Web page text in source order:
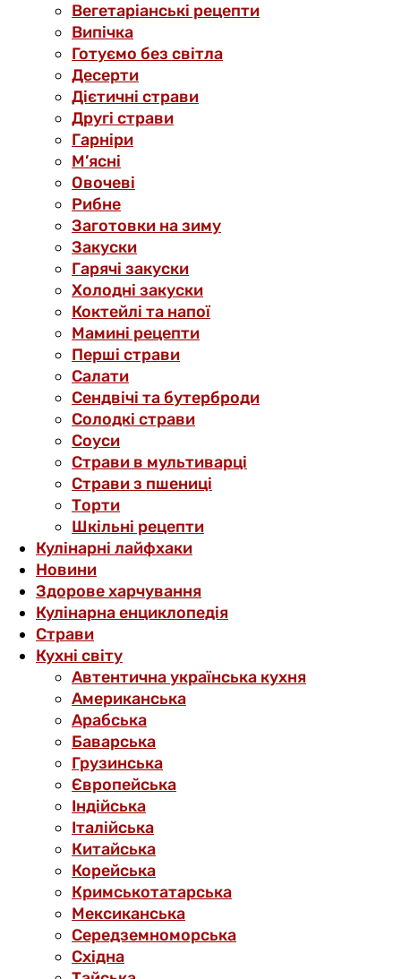
Вегетаріанські рецепти
Випічка
Готуємо без світла
Десерти
Дієтичні страви
Другі страви
Гарніри
М’ясні
Овочеві
Рибне
Заготовки на зиму
Закуски
Гарячі закуски
Холодні закуски
Коктейлі та напої
Мамині рецепти
Перші страви
Салати
Сендвічі та бутерброди
Солодкі страви
Соуси
Страви в мультиварці
Страви з пшениці
Торти
Шкільні рецепти
Кулінарні лайфхаки
Новини
Здорове харчування
Кулінарна енциклопедія
Страви
Кухні світу
Автентична українська кухня
Американська
Арабська
Баварська
Грузинська
Європейська
Індійська
Італійська
Китайська
Корейська
Кримськотатарська
Мексиканська
Середземноморська
Східна